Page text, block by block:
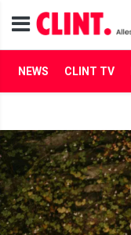
NEWS CLINT TV